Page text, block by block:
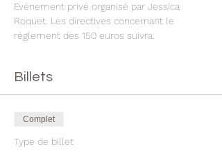
Evénement privé organisé par Jessica
Roquet. Les directives concernant le
réglement des 150 euros suivra.
Billets
Complet
Type de billet